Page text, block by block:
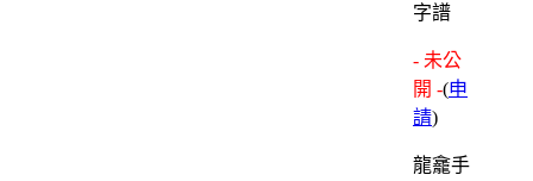
字譜
- 未公
開 -(申
請)
龍龕手